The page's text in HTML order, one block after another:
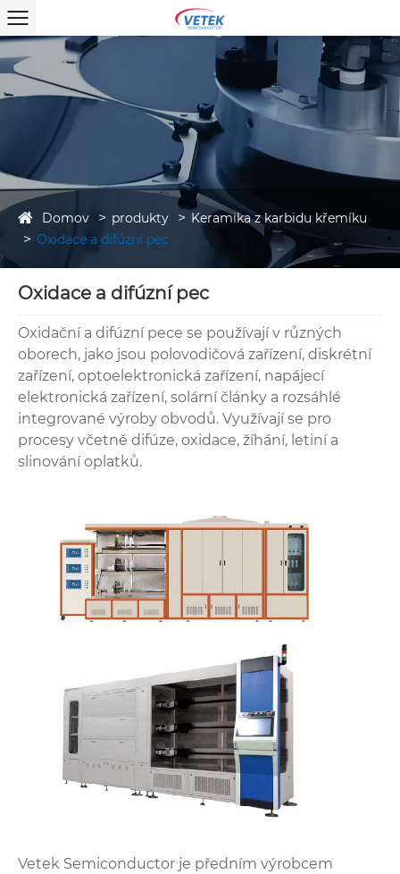
Domov produkty
Keramika z karbidu křemíku
Oxidace a difúzní pec
Oxidace a difúzní pec
Oxidační a difúzní pece se používají v různých
oborech, jako jsou polovodičová zařízení, diskrétní
zařízení, optoelektronická zařízení, napájecí
elektronická zařízení, solární články a rozsáhlé
integrované výroby obvodů. Využívají se pro
procesy včetně difúze, oxidace, žíhání, letiní a
slinování oplatků.
Vetek Semiconductor je předním výrobcem